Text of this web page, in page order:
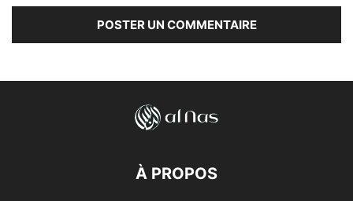
À PROPOS